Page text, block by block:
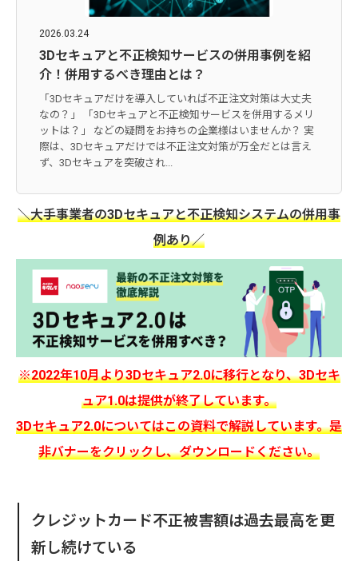
2026.03.24
3Dセキュアと不正検知サービスの併用事例を紹
介！併用するべき理由とは？
「3Dセキュアだけを導入していれば不正注文対策は大丈夫
なの？」 「3Dセキュアと不正検知サービスを併用するメリ
ットは？」 などの疑問をお持ちの企業様はいませんか？ 実
際は、3Dセキュアだけでは不正注文対策が万全だとは言え
ず、3Dセキュアを突破され...
＼大手事業者の3Dセキュアと不正検知システムの併用事
例あり／
※2022年10月より3Dセキュア2.0に移行となり、3Dセキ
ュア1.0は提供が終了しています。
3Dセキュア2.0についてはこの資料で解説しています。是
非バナーをクリックし、ダウンロードください。
クレジットカード不正被害額は過去最高を更
新し続けている